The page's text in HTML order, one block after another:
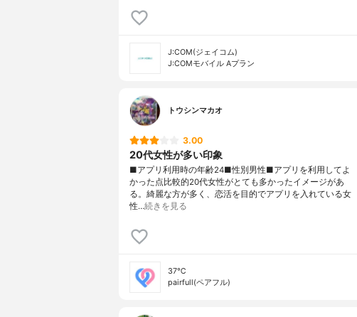
J:COM(ジェイコム)
J:COMモバイル Aプラン
トウシンマカオ
3.00
20代女性が多い印象
■アプリ利用時の年齢24■性別男性■アプリを利用してよ
かった点比較的20代女性がとても多かったイメージがあ
る。綺麗な方が多く、恋活を目的でアプリを入れている女
性…続きを見る
37℃
pairfull(ペアフル)